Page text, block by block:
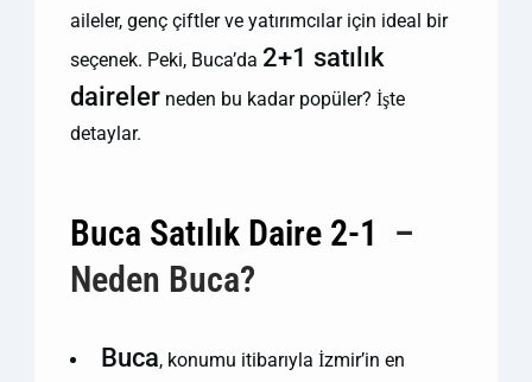
aileler, genç çiftler ve yatırımcılar için ideal bir
seçenek. Peki, Buca’da 2+1 satılık
daireler neden bu kadar popüler? İşte
detaylar.
Buca Satılık Daire 2-1 –
Neden Buca?
Buca, konumu itibarıyla İzmir’in en